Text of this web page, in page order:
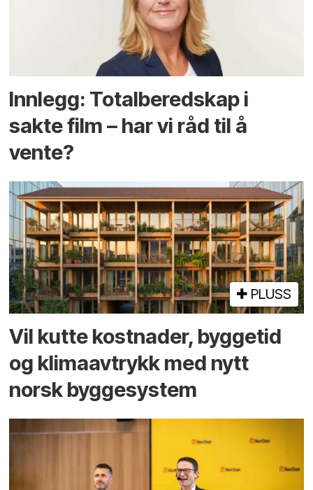
Innlegg: Totalberedskap i
sakte film – har vi råd til å
vente?
PLUSS
Vil kutte kostnader, byggetid
og klima­avtrykk med nytt
norsk bygge­system